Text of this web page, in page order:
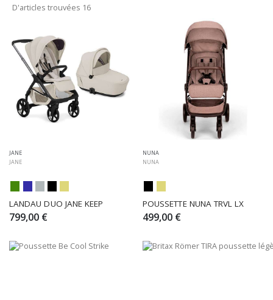
D'articles trouvées 16
JANE
JANE
LANDAU DUO JANE KEEP
799,00 €
NUNA
NUNA
POUSSETTE NUNA TRVL LX
499,00 €